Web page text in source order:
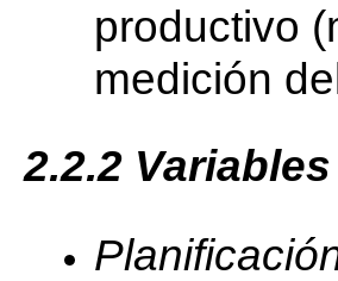
productivo
medición
2.2.2